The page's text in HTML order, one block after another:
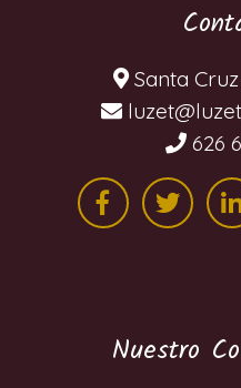
Santa
626
Nuestro